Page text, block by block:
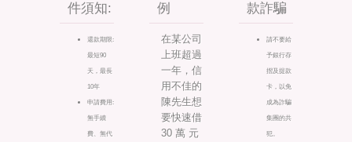
件須知:
還款期限:
最短90
天，最長
10年
申請費用:
無手續
費、無代
例
在某公司
上班超過
一年，信
用不佳的
陳先生想
要快速借
30 萬 元
款詐騙
請不要給
予銀行存
摺及提款
卡，以免
成為詐騙
集團的共
犯。